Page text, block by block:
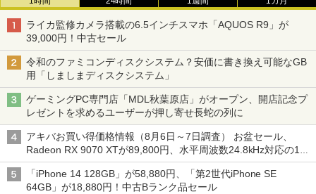
ライカ監修カメラ搭載の6.5インチスマホ「AQUOS R9」が
39,000円！中古セール
令和のファミコンディスクシステム？安価に書き換え可能なGB
用「しましまディスクシステム」
ゲーミングPC専門店「MDL秋葉原店」がオープン、開店記念プ
レゼントを求めるユーザーが押し寄せ長蛇の列に
アキバお買い得価格情報（8月6日～7日調査） お盆セール、
Radeon RX 9070 XTが89,800円、水平周波数24.8kHz対応の17
型モニターが9,801円、暑さ指数連動セール ほか
「iPhone 14 128GB」が58,880円、「第2世代iPhone SE
64GB」が18,880円！中古Bランク品セール